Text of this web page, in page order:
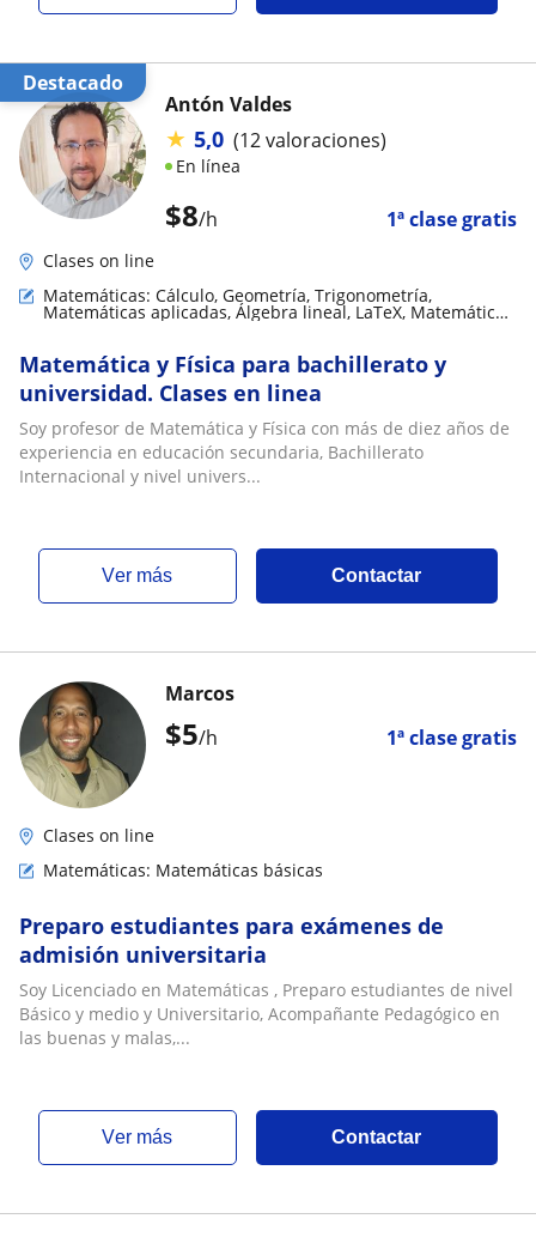
Destacado
$8/h 1ª clase gratis
Antón Valdes
★ 5,0 (12 valoraciones)
En línea
Clases on line
Matemáticas: Cálculo, Geometría, Trigonometría,
Matemáticas aplicadas, Álgebra lineal, LaTeX, Matemáticas
Matemática y Física para bachillerato y
universidad. Clases en linea
Soy profesor de Matemática y Física con más de diez años de
experiencia en educación secundaria, Bachillerato
Internacional y nivel univers...
ver más Contactar
$5/h 1ª clase gratis
Marcos
Clases on line
Matemáticas: Matemáticas básicas
Preparo estudiantes para exámenes de
admisión universitaria
Soy Licenciado en Matemáticas , Preparo estudiantes de nivel
Básico y medio y Universitario, Acompañante Pedagógico en
las buenas y malas,...
ver más Contactar